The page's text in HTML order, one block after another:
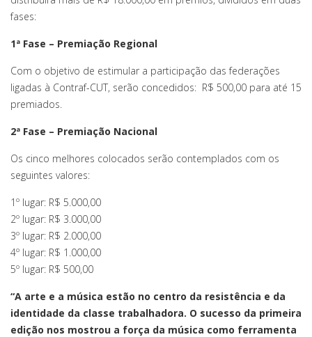
fases:
1ª Fase – Premiação Regional
Com o objetivo de estimular a participação das federações
ligadas à Contraf-CUT, serão concedidos: R$ 500,00 para até 15
premiados.
2ª Fase – Premiação Nacional
Os cinco melhores colocados serão contemplados com os
seguintes valores:
1º lugar: R$ 5.000,00
2º lugar: R$ 3.000,00
3º lugar: R$ 2.000,00
4º lugar: R$ 1.000,00
5º lugar: R$ 500,00
“A arte e a música estão no centro da resistência e da
identidade da classe trabalhadora. O sucesso da primeira
edição nos mostrou a força da música como ferramenta